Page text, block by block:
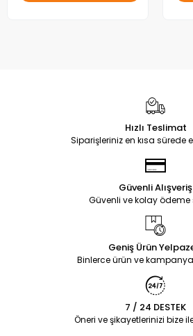
Hızlı Teslimat
Siparişleriniz en kısa sürede
Güvenli Alışveriş
Güvenli ve kolay ödeme
Geniş Ürün
Binlerce ürün ve
7 / 24 DESTEK
Öneri ve şikayetlerinizi bize